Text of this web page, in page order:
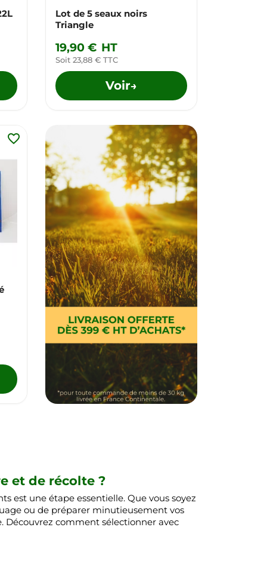
Lot de 5 seaux noirs
Triangle
19,90 € HT
Soit 23,88 € TTC
Voir→
favorite_border
et de récolte ?
est une étape essentielle. Que vous soyez
ou de préparer minutieusement vos
Découvrez comment sélectionner avec